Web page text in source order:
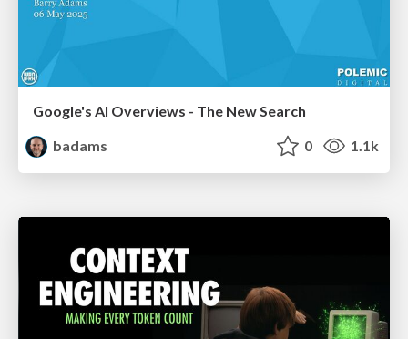
Google's AI Overviews - The New Search
badams
0 1.1k